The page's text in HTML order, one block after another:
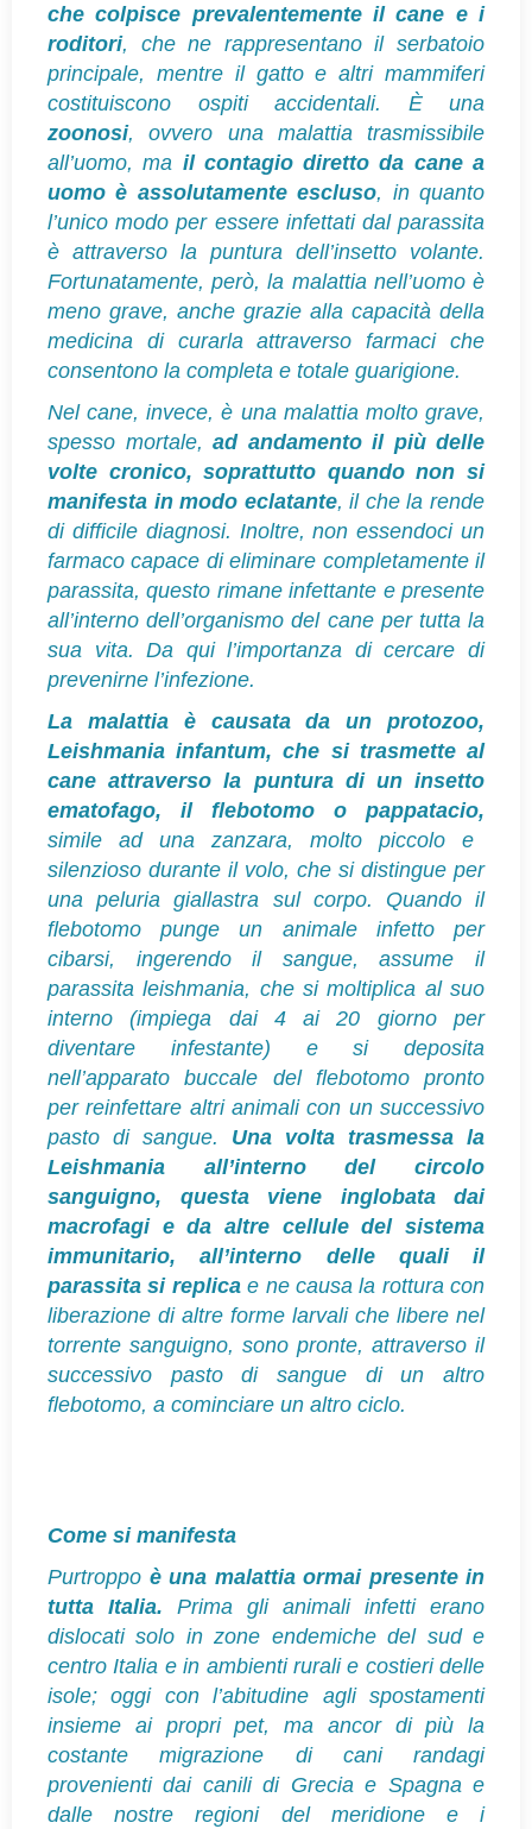
che colpisce prevalentemente il cane e i
roditori, che ne rappresentano il serbatoio
principale, mentre il gatto e altri mammiferi
costituiscono ospiti accidentali. È una
zoonosi, ovvero una malattia trasmissibile
all’uomo, ma il contagio diretto da cane a
uomo è assolutamente escluso, in quanto
l’unico modo per essere infettati dal parassita
è attraverso la puntura dell’insetto volante.
Fortunatamente, però, la malattia nell’uomo è
meno grave, anche grazie alla capacità della
medicina di curarla attraverso farmaci che
consentono la completa e totale guarigione.
Nel cane, invece, è una malattia molto grave,
spesso mortale, ad andamento il più delle
volte cronico, soprattutto quando non si
manifesta in modo eclatante, il che la rende
di difficile diagnosi. Inoltre, non essendoci un
farmaco capace di eliminare completamente il
parassita, questo rimane infettante e presente
all’interno dell’organismo del cane per tutta la
sua vita. Da qui l’importanza di cercare di
prevenirne l’infezione.
La malattia è causata da un protozoo,
Leishmania infantum, che si trasmette al
cane attraverso la puntura di un insetto
ematofago, il flebotomo o pappatacio,
simile ad una zanzara, molto piccolo e
silenzioso durante il volo, che si distingue per
una peluria giallastra sul corpo. Quando il
flebotomo punge un animale infetto per
cibarsi, ingerendo il sangue, assume il
parassita leishmania, che si moltiplica al suo
interno (impiega dai 4 ai 20 giorno per
diventare infestante) e si deposita
nell’apparato buccale del flebotomo pronto
per reinfettare altri animali con un successivo
pasto di sangue. Una volta trasmessa la
Leishmania all’interno del circolo
sanguigno, questa viene inglobata dai
macrofagi e da altre cellule del sistema
immunitario, all’interno delle quali il
parassita si replicae ne causa la rottura con
liberazione di altre forme larvali che libere nel
torrente sanguigno, sono pronte, attraverso il
successivo pasto di sangue di un altro
flebotomo, a cominciare un altro ciclo.
Come si manifesta
Purtroppo è una malattia ormai presente in
tutta Italia. Prima gli animali infetti erano
dislocati solo in zone endemiche del sud e
centro Italia e in ambienti rurali e costieri delle
isole; oggi con l’abitudine agli spostamenti
insieme ai propri pet, ma ancor di più la
costante migrazione di cani randagi
provenienti dai canili di Grecia e Spagna e
dalle nostre regioni del meridione e i